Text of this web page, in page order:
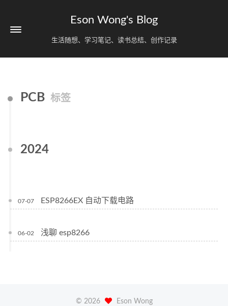
Eson Wong's Blog
生活随想、学习笔记、读书总结、创作记录
PCB 标签
2024
07-07 ESP8266EX 自动下载电路
06-02 浅聊 esp8266
© 2026 Eson Wong